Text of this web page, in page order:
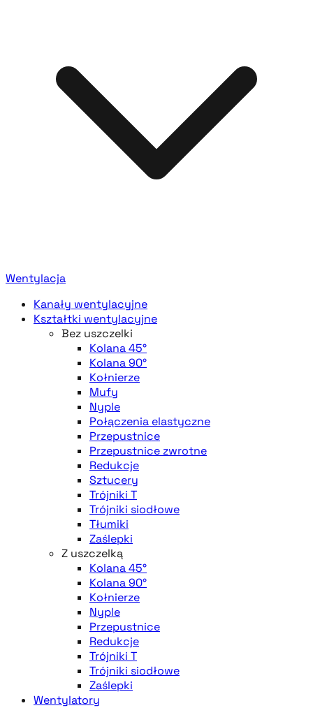
Wentylacja
Kanały wentylacyjne
Kształtki wentylacyjne
Bez uszczelki
Kolana 45°
Kolana 90°
Kołnierze
Mufy
Nyple
Połączenia elastyczne
Przepustnice
Przepustnice zwrotne
Redukcje
Sztucery
Trójniki T
Trójniki siodłowe
Tłumiki
Zaślepki
Z uszczelką
Kolana 45°
Kolana 90°
Kołnierze
Nyple
Przepustnice
Redukcje
Trójniki T
Trójniki siodłowe
Zaślepki
Wentylatory